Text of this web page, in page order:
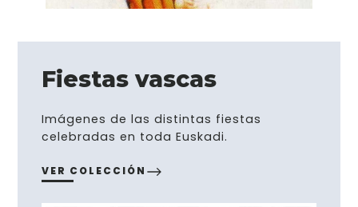
Fiestas vascas
Imágenes de las distintas fiestas
celebradas en toda Euskadi.
VER COLECCIÓN